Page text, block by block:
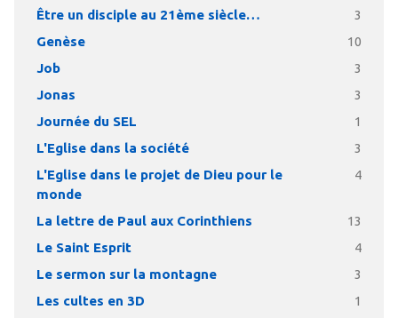
Être un disciple au 21ème siècle… 3
Genèse 10
Job 3
Jonas 3
Journée du SEL 1
L'Eglise dans la société 3
L'Eglise dans le projet de Dieu pour le
monde
4
La lettre de Paul aux Corinthiens 13
Le Saint Esprit 4
Le sermon sur la montagne 3
Les cultes en 3D 1